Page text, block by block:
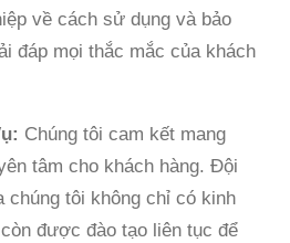
về cách sử dụng và bảo
đáp mọi thắc mắc của khách
Chúng tôi cam kết mang
tâm cho khách hàng. Đội
chúng tôi không chỉ có kinh
được đào tạo liên tục để